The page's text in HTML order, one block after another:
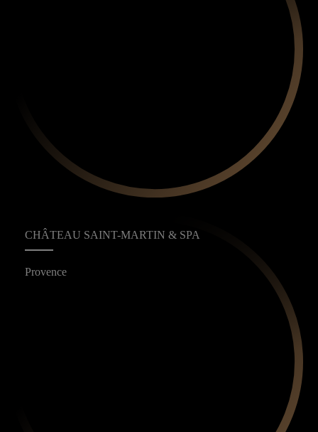
CHÂTEAU SAINT-MARTIN & SPA
Provence